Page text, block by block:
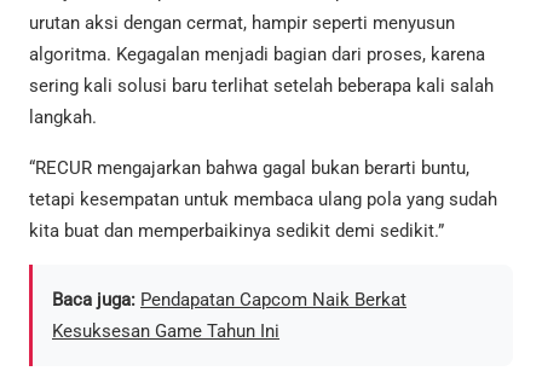
urutan aksi dengan cermat, hampir seperti menyusun
algoritma. Kegagalan menjadi bagian dari proses, karena
sering kali solusi baru terlihat setelah beberapa kali salah
langkah.
“RECUR mengajarkan bahwa gagal bukan berarti buntu,
tetapi kesempatan untuk membaca ulang pola yang sudah
kita buat dan memperbaikinya sedikit demi sedikit.”
Baca juga: Pendapatan Capcom Naik Berkat
Kesuksesan Game Tahun Ini